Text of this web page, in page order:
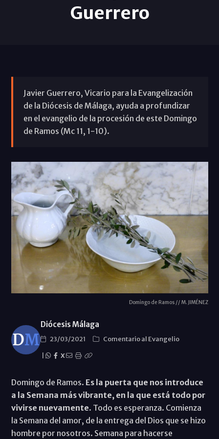
Guerrero
Javier Guerrero, Vicario para la Evangelización
de la Diócesis de Málaga, ayuda a profundizar
en el evangelio de la procesión de este Domingo
de Ramos (Mc 11, 1-10).
Domingo de Ramos // M. JIMÉNEZ
Diócesis Málaga
23/03/2021
Comentario al Evangelio
X
Domingo de Ramos. Es la puerta que nos introduce
a la Semana más vibrante, en la que está todo por
vivirse nuevamente. Todo es esperanza. Comienza
la Semana del amor, de la entrega del Dios que se hizo
hombre por nosotros. Semana para hacerse